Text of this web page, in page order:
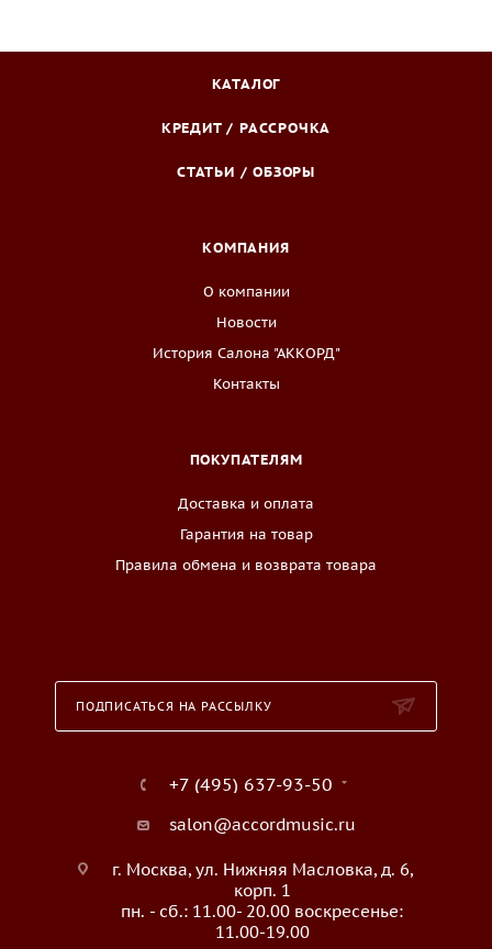
КАТАЛОГ
КРЕДИТ / РАССРОЧКА
СТАТЬИ / ОБЗОРЫ
КОМПАНИЯ
О компании
Новости
История Салона "АККОРД"
Контакты
ПОКУПАТЕЛЯМ
Доставка и оплата
Гарантия на товар
Правила обмена и возврата товара
ПОДПИСАТЬСЯ НА РАССЫЛКУ
+7 (495) 637-93-50
salon@accordmusic.ru
г. Москва, ул. Нижняя Масловка, д. 6,
корп. 1
пн. - сб.: 11.00- 20.00 воскресенье:
11.00-19.00